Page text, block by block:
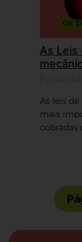
As Leis
As leis
mais
cobradas